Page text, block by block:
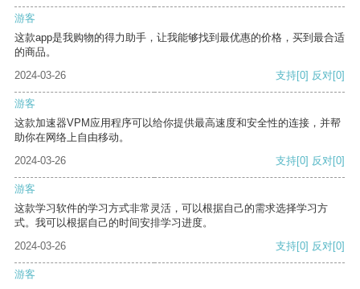
游客
这款app是我购物的得力助手，让我能够找到最优惠的价格，买到最合适
的商品。
2024-03-26
支持[0] 反对[0]
游客
这款加速器VPM应用程序可以给你提供最高速度和安全性的连接，并帮
助你在网络上自由移动。
2024-03-26
支持[0] 反对[0]
游客
这款学习软件的学习方式非常灵活，可以根据自己的需求选择学习方
式。我可以根据自己的时间安排学习进度。
2024-03-26
支持[0] 反对[0]
游客